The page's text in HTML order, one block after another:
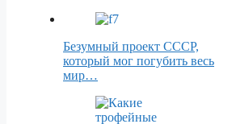
Безумный проект СССР,
который мог погубить весь
мир…